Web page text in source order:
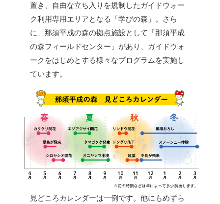
置き、自由な立ち入りを規制したガイドウォー
ク利用専用エリアとなる「学びの森」。さら
に、那須平成の森の拠点施設として「那須平成
の森フィールドセンター」があり、ガイドウォ
ークをはじめとする様々なプログラムを実施し
ています。
見どころカレンダーは一例です。他にもめずら